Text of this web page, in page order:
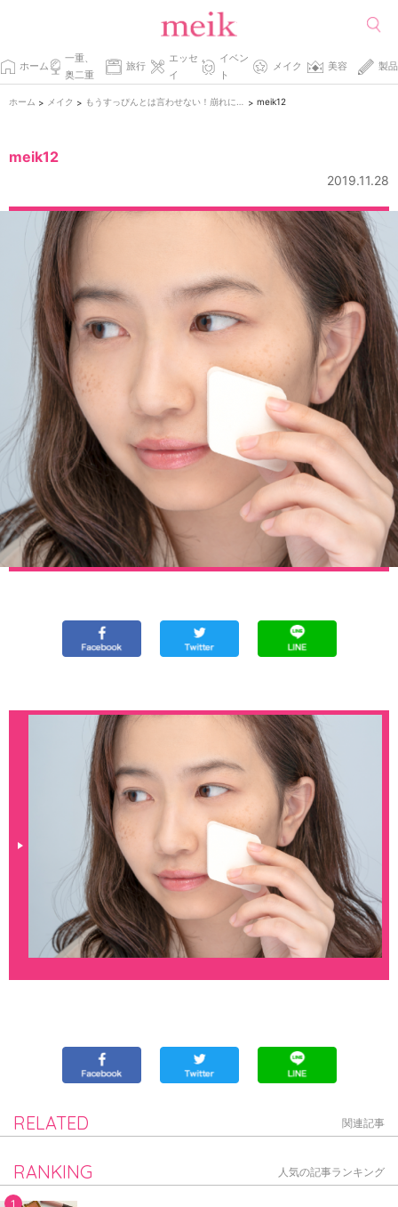
ホーム
一重、
奥二重
旅行
エッセ
イ
イベン
ト
メイク 美容 製品
ホーム > メイク > > meik12
meik12
2019.11.28
RELATED 関連記事
RANKING 人気の記事ランキング